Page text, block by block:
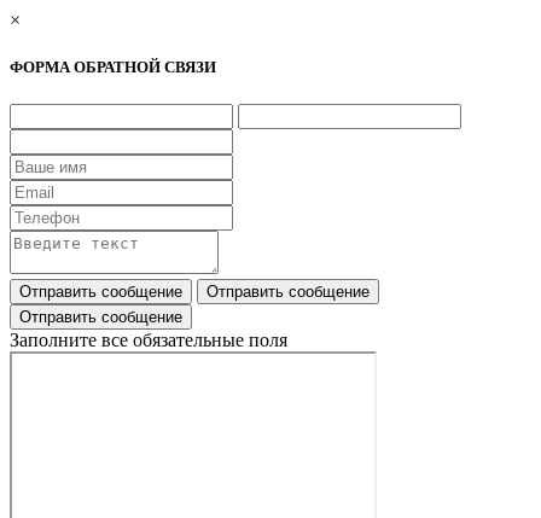
×
ФОРМА ОБРАТНОЙ СВЯЗИ
Заполните все обязательные поля